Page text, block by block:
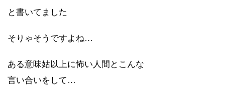
と書いてました
そりゃそうですよね…
ある意味姑以上に怖い人間とこんな
言い合いをして…